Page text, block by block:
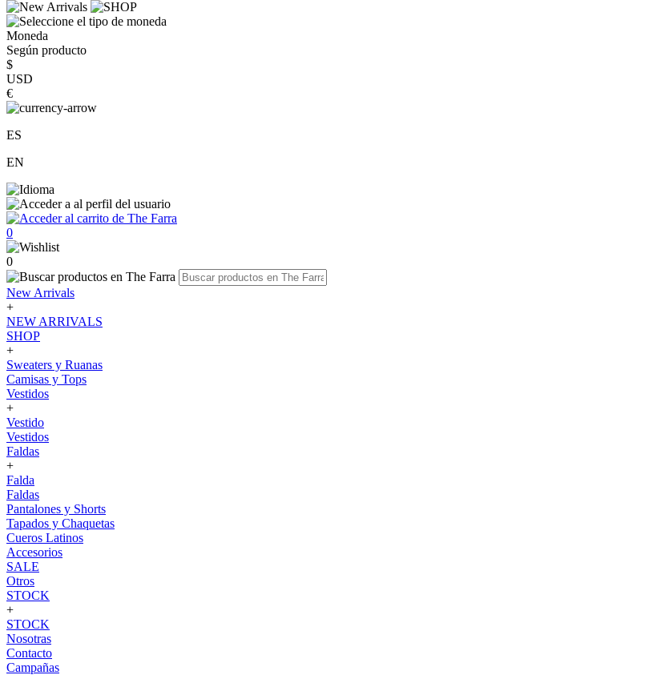
Moneda
Según producto
$
USD
€
ES
EN
0
0
New Arrivals
+
NEW ARRIVALS
SHOP
+
Sweaters y Ruanas
Camisas y Tops
Vestidos
+
Vestido
Vestidos
Faldas
+
Falda
Faldas
Pantalones y Shorts
Tapados y Chaquetas
Cueros Latinos
Accesorios
SALE
Otros
STOCK
+
STOCK
Nosotras
Contacto
Campañas